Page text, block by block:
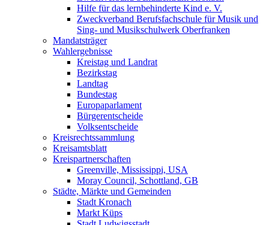
Hilfe für das lernbehinderte Kind e. V.
Zweckverband Berufsfachschule für Musik und
Sing- und Musikschulwerk Oberfranken
Mandatsträger
Wahlergebnisse
Kreistag und Landrat
Bezirkstag
Landtag
Bundestag
Europaparlament
Bürgerentscheide
Volksentscheide
Kreisrechtssammlung
Kreisamtsblatt
Kreispartnerschaften
Greenville, Mississippi, USA
Moray Council, Schottland, GB
Städte, Märkte und Gemeinden
Stadt Kronach
Markt Küps